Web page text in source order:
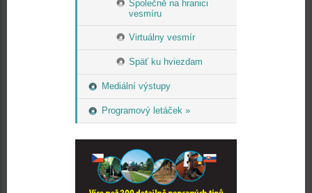
Společně na hranici
vesmíru
Virtuálny vesmír
Späť ku hviezdam
Mediální výstupy
Programový letáček »